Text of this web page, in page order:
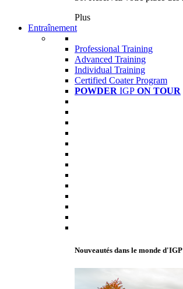
Plus
Entraînement
Professional Training
Advanced Training
Individual Training
Certified Coater Program
POWDER IGP ON TOUR
Nouveautés dans le monde d'IGP